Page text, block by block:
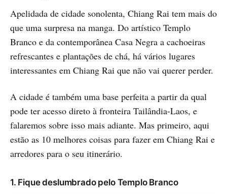
Apelidada de cidade sonolenta, Chiang Rai tem mais do
que uma surpresa na manga. Do artístico Templo
Branco e da contemporânea Casa Negra a cachoeiras
refrescantes e plantações de chá, há vários lugares
interessantes em Chiang Rai que não vai querer perder.
A cidade é também uma base perfeita a partir da qual
pode ter acesso direto à fronteira Tailândia-Laos, e
falaremos sobre isso mais adiante. Mas primeiro, aqui
estão as 10 melhores coisas para fazer em Chiang Rai e
arredores para o seu itinerário.
1. Fique deslumbrado pelo Templo Branco